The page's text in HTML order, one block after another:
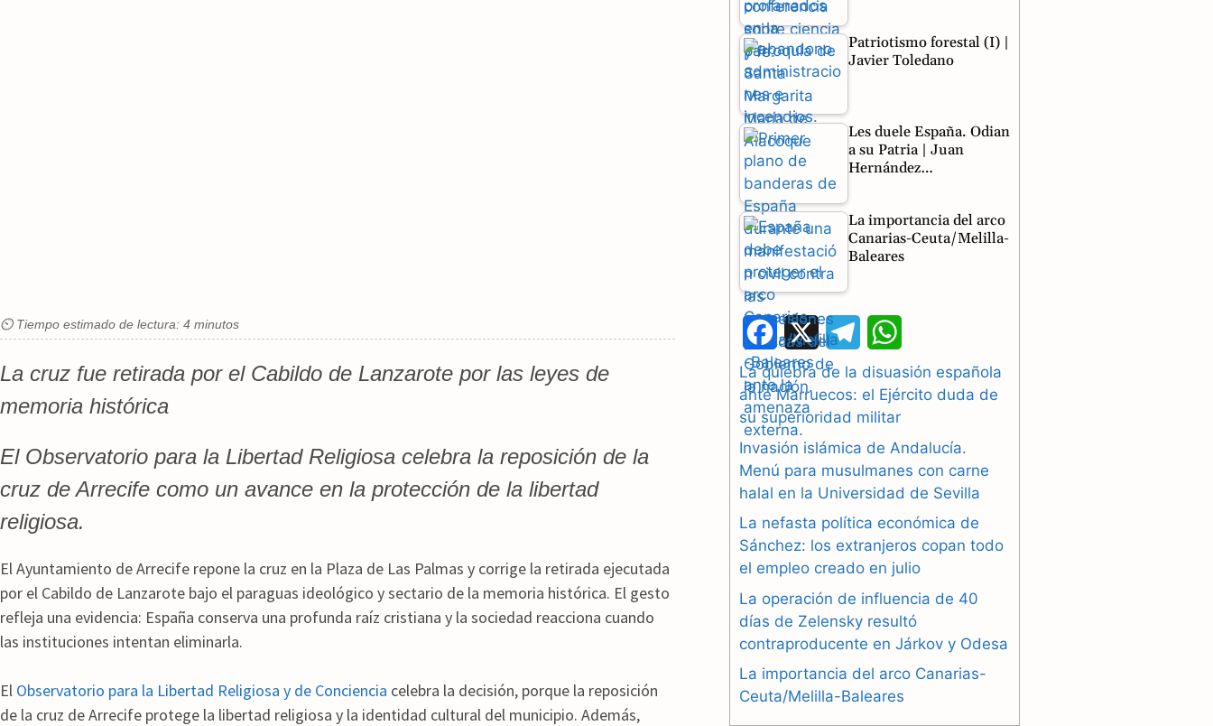
⏲ Tiempo estimado de lectura: 4 minutos
La cruz fue retirada por el Cabildo de Lanzarote por las leyes de
memoria histórica
El Observatorio para la Libertad Religiosa celebra la reposición de la
cruz de Arrecife como un avance en la protección de la libertad
religiosa.
El Ayuntamiento de Arrecife repone la cruz en la Plaza de Las Palmas y corrige la retirada ejecutada
por el Cabildo de Lanzarote bajo el paraguas ideológico y sectario de la memoria histórica. El gesto
refleja una evidencia: España conserva una profunda raíz cristiana y la sociedad reacciona cuando
las instituciones intentan eliminarla.
El Observatorio para la Libertad Religiosa y de Conciencia celebra la decisión, porque la reposición
de la cruz de Arrecife protege la libertad religiosa y la identidad cultural del municipio. Además,
Patriotismo forestal (I) |
Javier Toledano
Les duele España. Odian
a su Patria | Juan
Hernández…
La importancia del arco
Canarias-Ceuta/Melilla-
Baleares
F
a
c
e
b
o
o
k
X
e
l
g
r
a
m
h
a
s
A
p
p
La quiebra de la disuasión española
ante Marruecos: el Ejército duda de
su superioridad militar
Invasión islámica de Andalucía.
Menú para musulmanes con carne
halal en la Universidad de Sevilla
La nefasta política económica de
Sánchez: los extranjeros copan todo
el empleo creado en julio
La operación de influencia de 40
días de Zelensky resultó
contraproducente en Járkov y Odesa
La importancia del arco Canarias-
Ceuta/Melilla-Baleares